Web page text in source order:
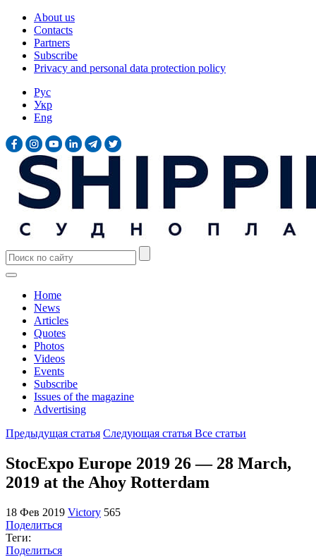
About us
Contacts
Partners
Subscribe
Privacy and personal data protection policy
Рус
Укр
Eng
Home
News
Articles
Quotes
Photos
Videos
Events
Subscribe
Issues of the magazine
Advertising
Предыдущая статья Следующая статья Все статьи
StocExpo Europe 2019 26 — 28 March,
2019 at the Ahoy Rotterdam
18 Фев 2019 Victory 565
Поделиться
Теги:
Поделиться